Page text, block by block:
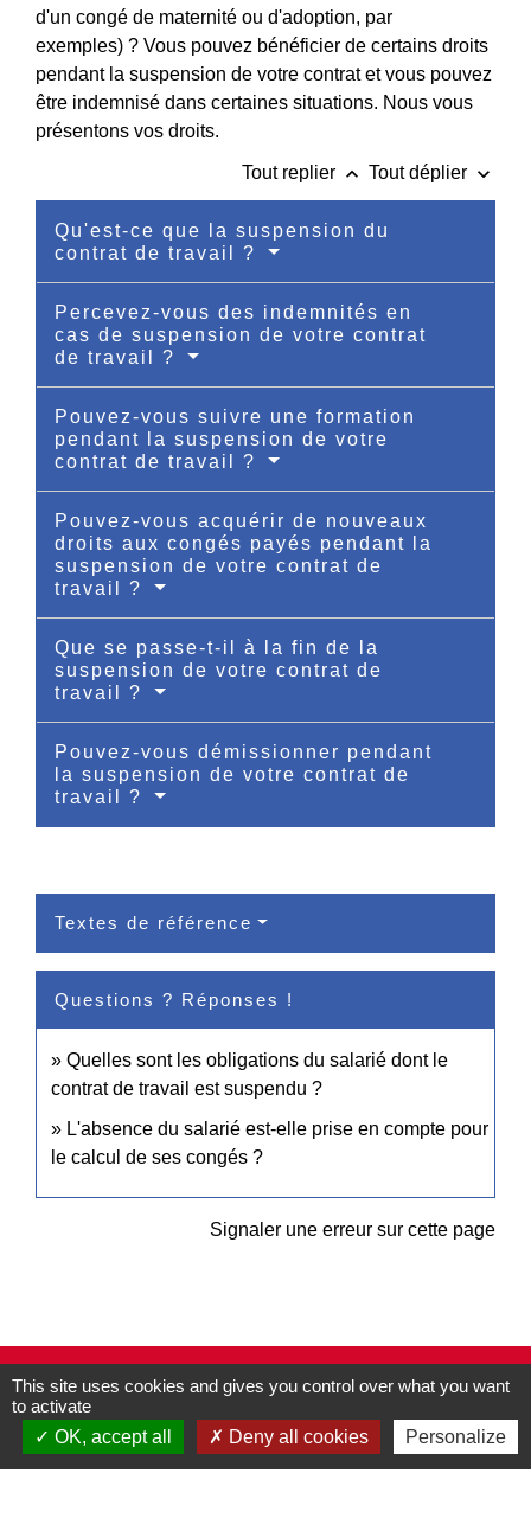
d'un congé de maternité ou d'adoption, par
exemples) ? Vous pouvez bénéficier de certains droits
pendant la suspension de votre contrat et vous pouvez
être indemnisé dans certaines situations. Nous vous
présentons vos droits.
Tout replier keyboard_arrow_up Tout déplier keyboard_arrow_down
Qu'est-ce que la suspension du
contrat de travail ?
Percevez-vous des indemnités en
cas de suspension de votre contrat
de travail ?
Pouvez-vous suivre une formation
pendant la suspension de votre
contrat de travail ?
Pouvez-vous acquérir de nouveaux
droits aux congés payés pendant la
suspension de votre contrat de
travail ?
Que se passe-t-il à la fin de la
suspension de votre contrat de
travail ?
Pouvez-vous démissionner pendant
la suspension de votre contrat de
travail ?
Textes de référence
Questions ? Réponses !
Quelles sont les obligations du salarié dont le
contrat de travail est suspendu ?
L'absence du salarié est-elle prise en compte pour
le calcul de ses congés ?
Signaler une erreur sur cette page
Contacts
Commune de Pullay
2 rue des Rossignols
This site uses cookies and gives you control over what you want
to activate
OK, accept all
Deny all cookies Personalize